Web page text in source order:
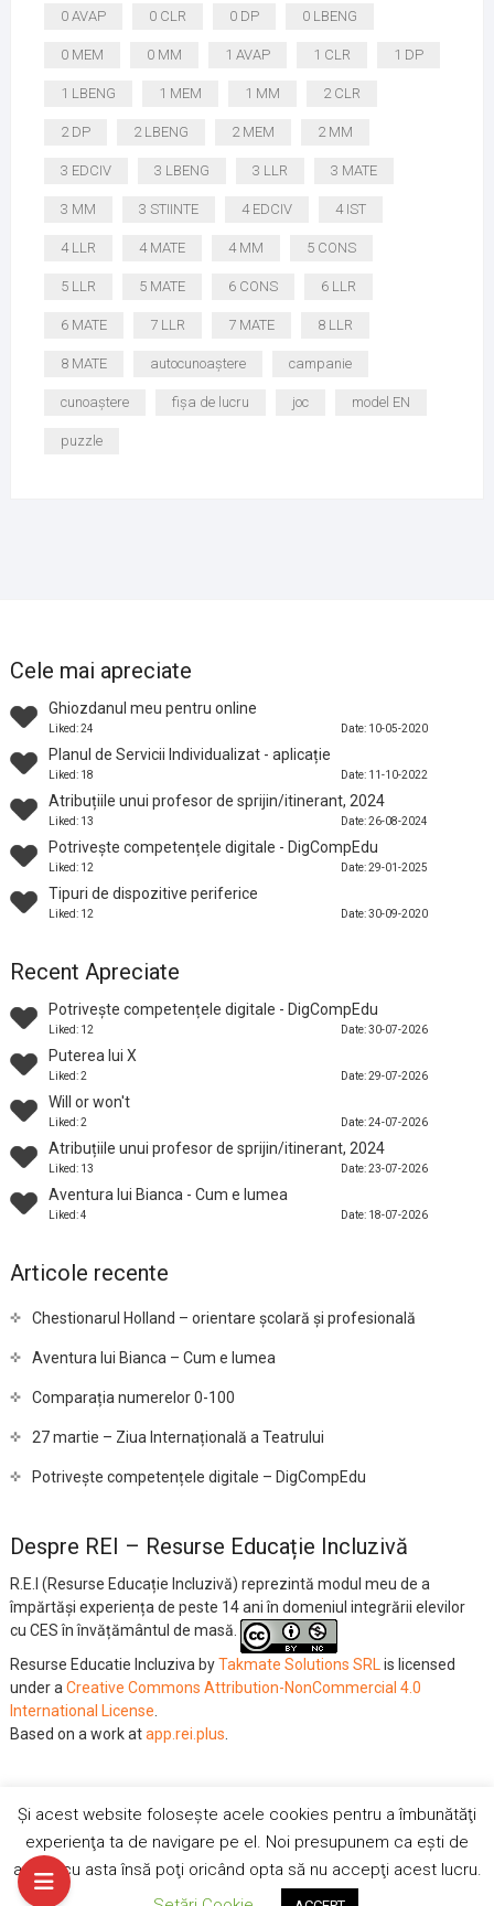
Vrei sa nu mai vezi reclamele ?
Autentifică-te
0 AVAP 0 CLR 0 DP 0 LBENG
0 MEM 0 MM 1 AVAP 1 CLR 1 DP
1 LBENG 1 MEM 1 MM 2 CLR
2 DP 2 LBENG 2 MEM 2 MM
3 EDCIV 3 LBENG 3 LLR 3 MATE
3 MM 3 STIINTE 4 EDCIV 4 IST
4 LLR 4 MATE 4 MM 5 CONS
5 LLR 5 MATE 6 CONS 6 LLR
6 MATE 7 LLR 7 MATE 8 LLR
8 MATE autocunoaștere campanie
cunoaștere fișa de lucru joc model EN
puzzle
Cele mai apreciate
Ghiozdanul meu pentru online
Liked: 24 Date: 10-05-2020
Planul de Servicii Individualizat - aplicație
Liked: 18 Date: 11-10-2022
Atribuțiile unui profesor de sprijin/itinerant, 2024
Liked: 13 Date: 26-08-2024
Potrivește competențele digitale - DigCompEdu
Liked: 12 Date: 29-01-2025
Tipuri de dispozitive periferice
Liked: 12 Date: 30-09-2020
Recent Apreciate
Potrivește competențele digitale - DigCompEdu
Liked: 12 Date: 30-07-2026
Puterea lui X
Liked: 2 Date: 29-07-2026
Will or won't
Liked: 2 Date: 24-07-2026
Atribuțiile unui profesor de sprijin/itinerant, 2024
Liked: 13 Date: 23-07-2026
Aventura lui Bianca - Cum e lumea
Liked: 4 Date: 18-07-2026
Articole recente
Chestionarul Holland – orientare școlară și profesională
Aventura lui Bianca – Cum e lumea
Comparația numerelor 0-100
27 martie – Ziua Internațională a Teatrului
Potrivește competențele digitale – DigCompEdu
Despre REI – Resurse Educație Incluzivă
R.E.I (Resurse Educație Incluzivă) reprezintă modul meu de a
împărtăși experiența de peste 14 ani în domeniul integrării elevilor
cu CES în învățământul de masă.
Resurse Educatie Incluziva byTakmate Solutions SRL is licensed
under a Creative Commons Attribution-NonCommercial 4.0
International License
Based on a work atapp.rei.plus
YouTubeFacebook
Administrat cu de Takmate Solutions |R.E.I. – Resurse Educație
Și acest website folosește acele cookies pentru a îmbunătăţi
experienţa ta de navigare pe el. Noi presupunem ca eşti de
acord cu asta însă poţi oricând opta să nu accepţi acest lucru.